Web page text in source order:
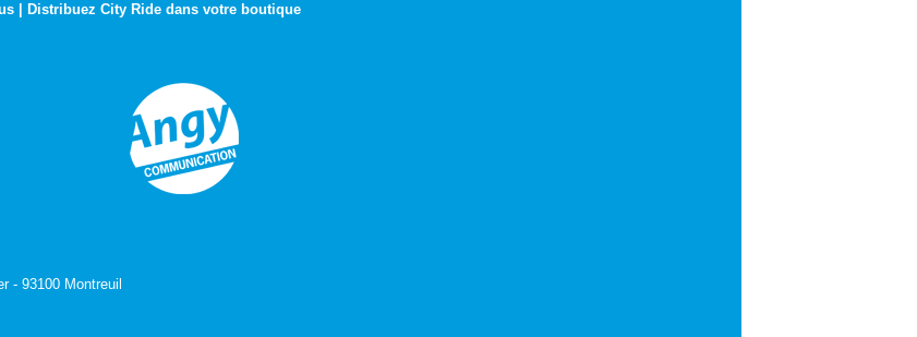
| Distribuez City Ride dans votre boutique
- 93100 Montreuil